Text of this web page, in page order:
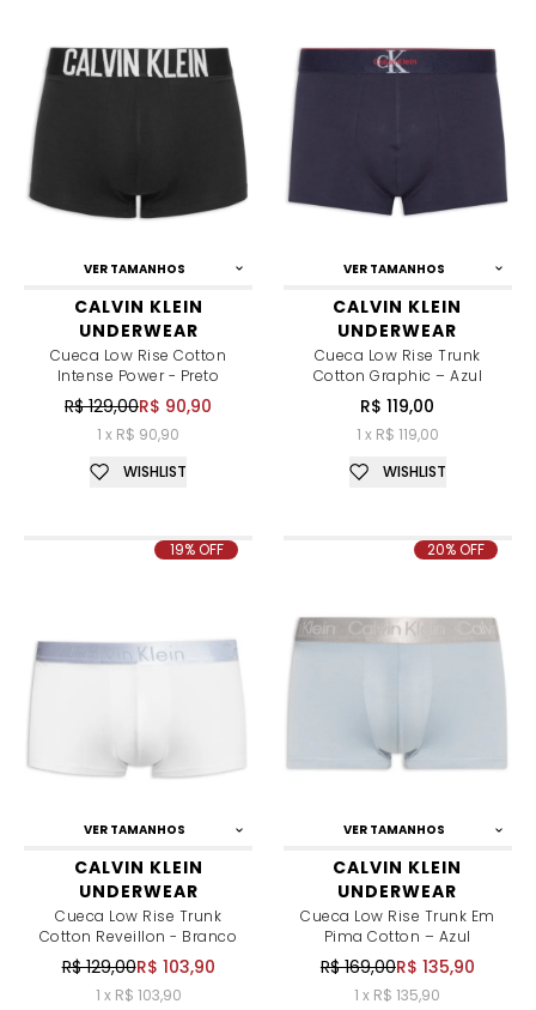
VER TAMANHOS
CALVIN KLEIN
UNDERWEAR
Cueca Low Rise Cotton
Intense Power - Preto
R$ 129,00R$ 90,90
1 x R$ 90,90
WISHLIST
VER TAMANHOS
CALVIN KLEIN
UNDERWEAR
Cueca Low Rise Trunk
Cotton Graphic – Azul
R$ 119,00
1 x R$ 119,00
WISHLIST
VER TAMANHOS
CALVIN KLEIN
UNDERWEAR
Cueca Low Rise Trunk
Cotton Reveillon - Branco
R$ 129,00R$ 103,90
1 x R$ 103,90
19% OFF
VER TAMANHOS
CALVIN KLEIN
UNDERWEAR
Cueca Low Rise Trunk Em
Pima Cotton – Azul
R$ 169,00R$ 135,90
1 x R$ 135,90
20% OFF